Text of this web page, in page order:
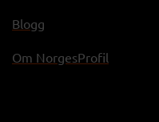
Blogg
Om NorgesProfil